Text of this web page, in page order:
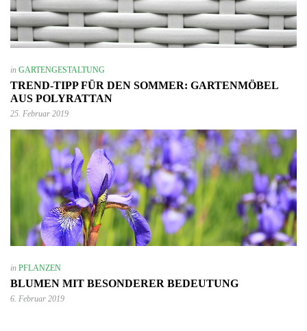
in GARTENGESTALTUNG
TREND-TIPP FÜR DEN SOMMER: GARTENMÖBEL
AUS POLYRATTAN
25. Februar 2019
in PFLANZEN
BLUMEN MIT BESONDERER BEDEUTUNG
6. Februar 2019